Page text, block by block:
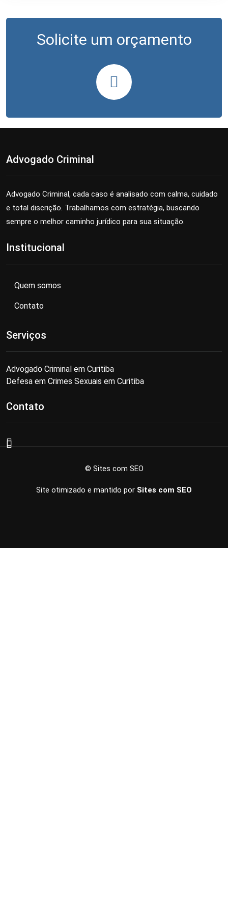
Solicite um orçamento
Advogado Criminal
Advogado Criminal, cada caso é analisado com calma, cuidado
e total discrição. Trabalhamos com estratégia, buscando
sempre o melhor caminho jurídico para sua situação.
Institucional
Quem somos
Contato
Serviços
Advogado Criminal em Curitiba
Defesa em Crimes Sexuais em Curitiba
Contato
© Sites com SEO
Site otimizado e mantido por Sites com SEO